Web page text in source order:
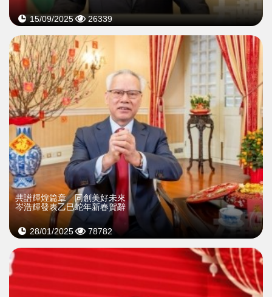
15/09/2025 26339
共譜輝煌篇章 同創美好未來
岑浩輝發表乙巳蛇年新春賀辭
28/01/2025 78782